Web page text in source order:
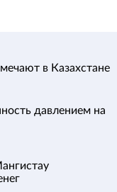
в Казахстане
давлением на